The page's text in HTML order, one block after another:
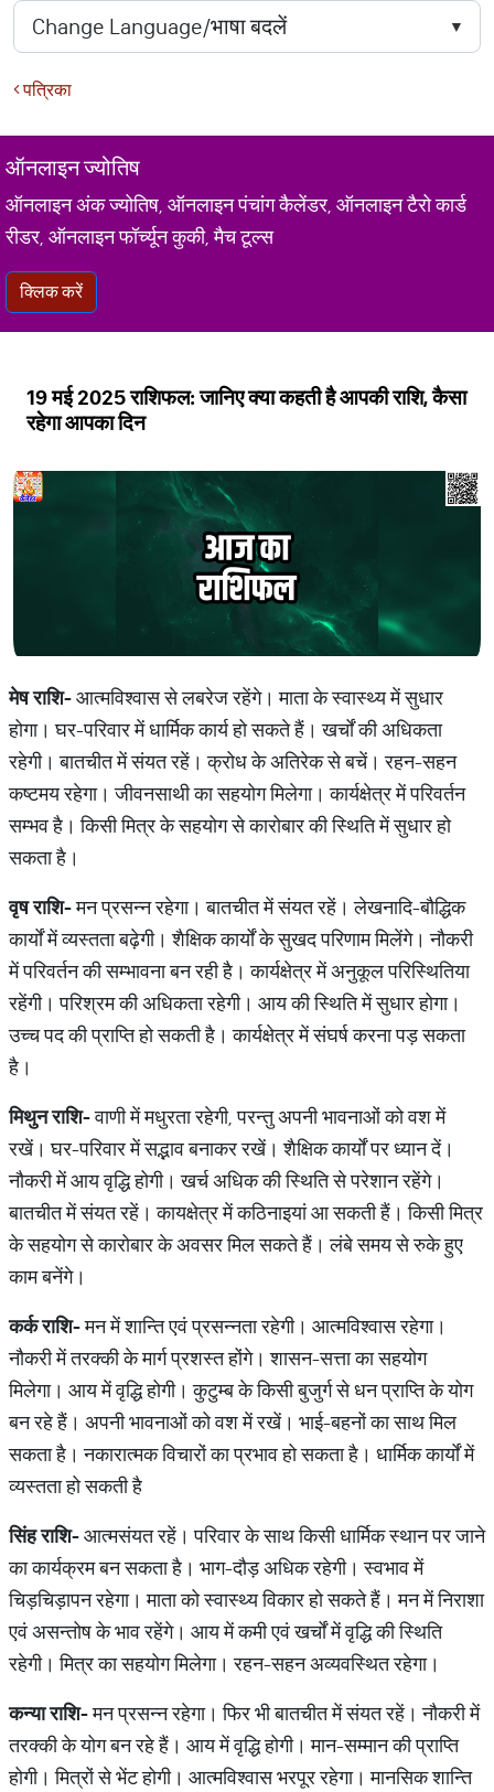
पत्रिका
ऑनलाइन ज्योतिष
ऑनलाइन अंक ज्योतिष, ऑनलाइन पंचांग कैलेंडर, ऑनलाइन टैरो कार्ड
रीडर, ऑनलाइन फॉर्च्यून कुकी, मैच टूल्स
क्लिक करें
19 मई 2025 राशिफल: जानिए क्या कहती है आपकी राशि, कैसा
रहेगा आपका दिन
मेष राशि-आत्मविश्वास से लबरेज रहेंगे। माता के स्वास्थ्‍य में सुधार
होगा। घर-परिवार में धार्मिक कार्य हो सकते हैं। खर्चों की अधिकता
रहेगी। बातचीत में संयत रहें। क्रोध के अतिरेक से बचें। रहन-सहन
कष्टमय रहेगा। जीवनसाथी का सहयोग मिलेगा। कार्यक्षेत्र में परिवर्तन
सम्भव है। किसी मित्र के सहयोग से कारोबार की स्थिति में सुधार हो
सकता है।
वृष राशि-मन प्रसन्न रहेगा। बातचीत में संयत रहें। लेखनादि-बौद्धिक
कार्यों में व्यस्तता बढ़ेगी। शैक्षिक कार्यों के सुखद परिणाम मिलेंगे। नौकरी
में परिवर्तन की सम्भावना बन रही है। कार्यक्षेत्र में अनुकूल परिस्थितिया
रहेंगी। परिश्रम की अधिकता रहेगी। आय की स्थिति में सुधार होगा।
उच्च पद की प्राप्ति हो सकती है। कार्यक्षेत्र में संघर्ष करना पड़ सकता
है।
मिथुन राशि-वाणी में मधुरता रहेगी, परन्तु अपनी भावनाओं को वश में
रखें। घर-परिवार में सद्भाव बनाकर रखें। शैक्षिक कार्यों पर ध्यान दें।
नौकरी में आय वृद्धि होगी। खर्च अधिक की स्थिति से परेशान रहेंगे।
बातचीत में संयत रहें। कायक्षेत्र में कठिनाइयां आ सकती हैं। किसी मित्र
के सहयोग से कारोबार के अवसर मिल सकते हैं। लंबे समय से रुके हुए
काम बनेंगे।
कर्क राशि-मन में शान्ति‍ एवं प्रसन्नता रहेगी। आत्मविश्वास रहेगा।
नौकरी में तरक्की के मार्ग प्रशस्त होंगे। शासन-सत्ता का सहयोग
मिलेगा। आय में वृद्धि होगी। कुटुम्ब के किसी बुजुर्ग से धन प्राप्ति के योग
बन रहे हैं। अपनी भावनाओं को वश में रखें। भाई-बहनों का साथ मिल
सकता है। नकारात्मक विचारों का प्रभाव हो सकता है। धार्मिक कार्यों में
व्यस्तता हो सकती है
सिंह राशि-आत्मसंयत रहें। परिवार के साथ किसी धार्मिक स्थान पर जाने
का कार्यक्रम बन सकता है। भाग-दौड़ अधिक रहेगी। स्वभाव में
चिड़चिड़ापन रहेगा। माता को स्वास्थ्‍य विकार हो सकते हैं। मन में निराशा
एवं असन्तोष के भाव रहेंगे। आय में कमी एवं खर्चों में वृद्धि की स्थिति
रहेगी। मित्र का सहयोग मिलेगा। रहन-सहन अव्यवस्थित रहेगा।
कन्या राशि-मन प्रसन्न रहेगा। फिर भी बातचीत में संयत रहें। नौकरी में
तरक्की के योग बन रहे हैं। आय में वृद्धि होगी। मान-सम्मान की प्राप्ति‍
होगी। म‍ित्रों से भेंट होगी। आत्मविश्वास भरपूर रहेगा। मानसिक शान्ति